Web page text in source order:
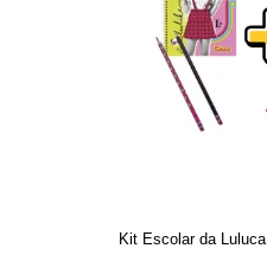
Kit Escolar da Luluca